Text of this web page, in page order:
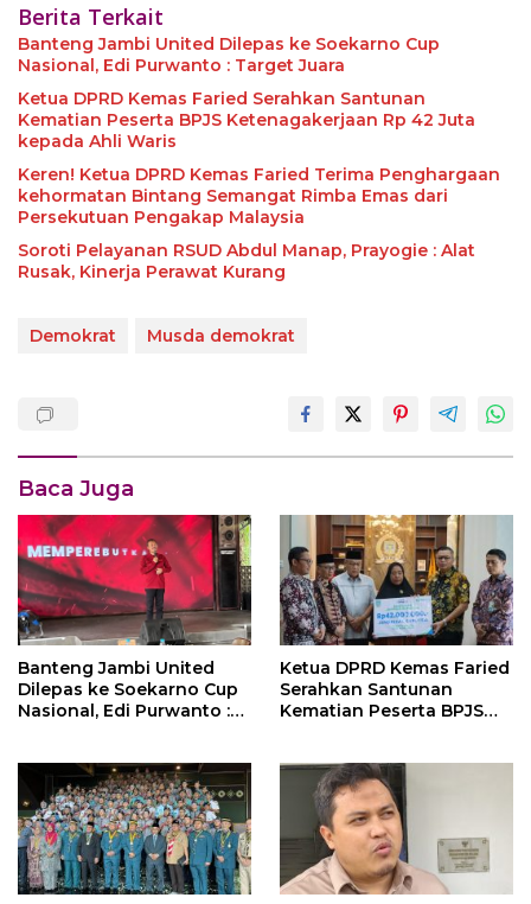
Berita Terkait
Banteng Jambi United Dilepas ke Soekarno Cup
Nasional, Edi Purwanto : Target Juara
Ketua DPRD Kemas Faried Serahkan Santunan
Kematian Peserta BPJS Ketenagakerjaan Rp 42 Juta
kepada Ahli Waris
Keren! Ketua DPRD Kemas Faried Terima Penghargaan
kehormatan Bintang Semangat Rimba Emas dari
Persekutuan Pengakap Malaysia
Soroti Pelayanan RSUD Abdul Manap, Prayogie : Alat
Rusak, Kinerja Perawat Kurang
Demokrat Musda demokrat
Baca Juga
Banteng Jambi United
Dilepas ke Soekarno Cup
Nasional, Edi Purwanto :
Ketua DPRD Kemas Faried
Serahkan Santunan
Kematian Peserta BPJS